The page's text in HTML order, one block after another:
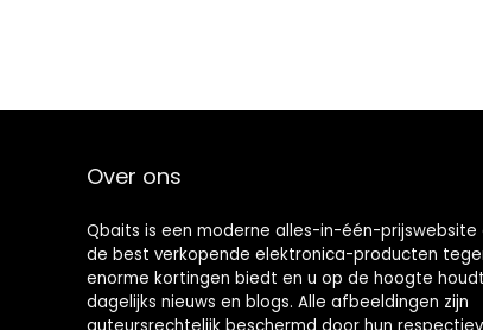
Over ons
Qbaits is een moderne alles-in-één-prijswebsite
de best verkopende elektronica-producten
enorme kortingen biedt en u op de hoogte
dagelijks nieuws en blogs. Alle afbeeldingen zijn